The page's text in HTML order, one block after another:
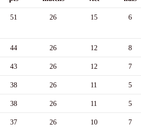
51 26 15 6
44 26 12 8
43 26 12 7
38 26 11 5
38 26 11 5
37 26 10 7